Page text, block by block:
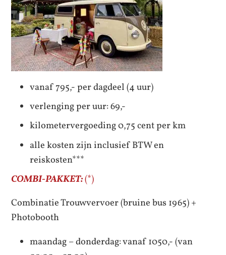
vanaf 795,- per dagdeel (4 uur)
verlenging per uur: 69,-
kilometervergoeding 0,75 cent per km
alle kosten zijn inclusief BTW en
reiskosten***
COMBI-PAKKET:(*)
Combinatie Trouwvervoer (bruine bus 1965) +
Photobooth
maandag – donderdag: vanaf 1050,- (van